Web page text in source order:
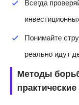
Всегда
Понимайте
реально идут
Методы